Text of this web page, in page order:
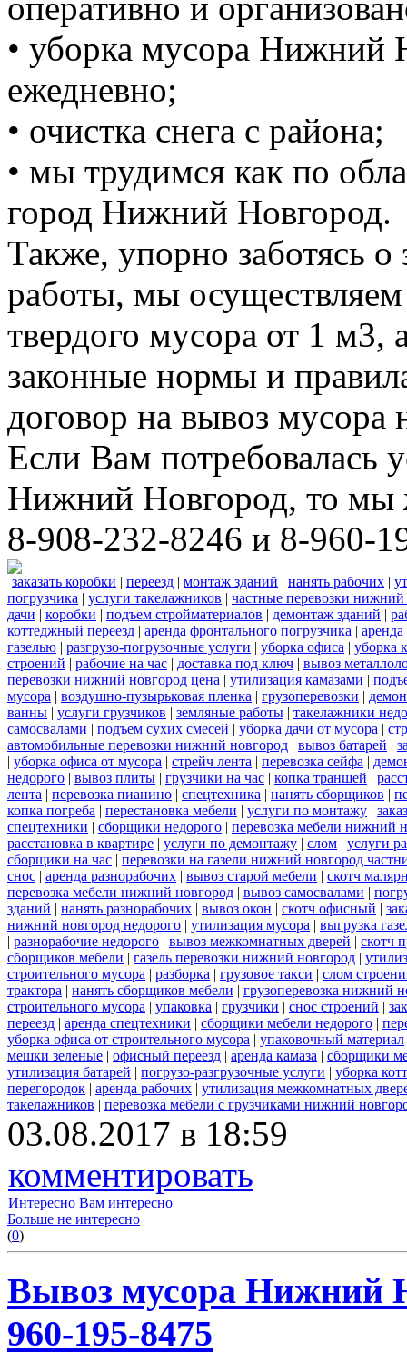
• уборка мусора Нижний
ежедневно;
• очистка снега с района;
• мы трудимся как по
город Нижний Новгород.
Также, упорно заботясь
работы, мы
твердого мусора от 1 м3,
законные нормы и
договор на вывоз мусора
Если Вам потребовалась
Нижний Новгород, то мы
8-908-232-8246 и 8-960-
заказать коробки | переезд | монтаж зданий | нанять рабочих |
погрузчика | услуги такелажников | частные перевозки нижний
дачи | коробки | подъем стройматериалов | демонтаж зданий |
коттеджный переезд | аренда фронтального погрузчика |
газелью | разгрузо-погрузочные услуги | уборка офиса | уборка
строений | рабочие на час | доставка под ключ | вывоз
перевозки нижний новгород цена | утилизация камазами |
мусора | воздушно-пузырьковая пленка | грузоперевозки |
ванны | услуги грузчиков | земляные работы | такелажники
самосвалами | подъем сухих смесей | уборка дачи от мусора |
автомобильные перевозки нижний новгород | вывоз батарей |
| уборка офиса от мусора | стрейч лента | перевозка сейфа |
недорого | вывоз плиты | грузчики на час | копка траншей |
лента | перевозка пианино | спецтехника | нанять сборщиков |
копка погреба | перестановка мебели | услуги по монтажу |
спецтехники | сборщики недорого | перевозка мебели нижний
расстановка в квартире | услуги по демонтажу | слом | услуги
сборщики на час | перевозки на газели нижний новгород
снос | аренда разнорабочих | вывоз старой мебели | скотч
перевозка мебели нижний новгород | вывоз самосвалами |
зданий | нанять разнорабочих | вывоз окон | скотч офисный |
нижний новгород недорого | утилизация мусора | выгрузка
| разнорабочие недорого | вывоз межкомнатных дверей | скотч
сборщиков мебели | газель перевозки нижний новгород |
строительного мусора | разборка | грузовое такси | слом
трактора | нанять сборщиков мебели | грузоперевозка нижний
строительного мусора | упаковка | грузчики | снос строений |
переезд | аренда спецтехники | сборщики мебели недорого |
уборка офиса от строительного мусора | упаковочный материал
мешки зеленые | офисный переезд | аренда камаза | сборщики
утилизация батарей | погрузо-разгрузочные услуги | уборка
перегородок | аренда рабочих | утилизация межкомнатных
такелажников | перевозка мебели с грузчиками нижний
03.08.2017 в 18:59
комментировать
Интересно Вам интересно
Больше не интересно
(0)
Вывоз мусора Нижний
960-195-8475